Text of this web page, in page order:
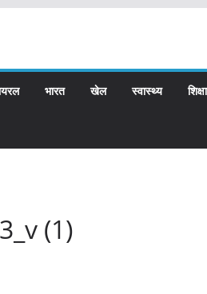
भारत खेल स्वास्थ्य शिक्षा
(1)